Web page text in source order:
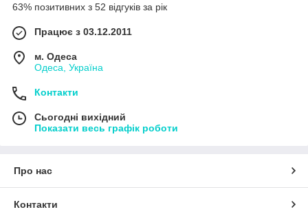
63% позитивних з 52 відгуків за рік
Працює з 03.12.2011
м. Одеса
Одеса, Україна
Контакти
Сьогодні вихідний
Показати весь графік роботи
Про нас
Контакти